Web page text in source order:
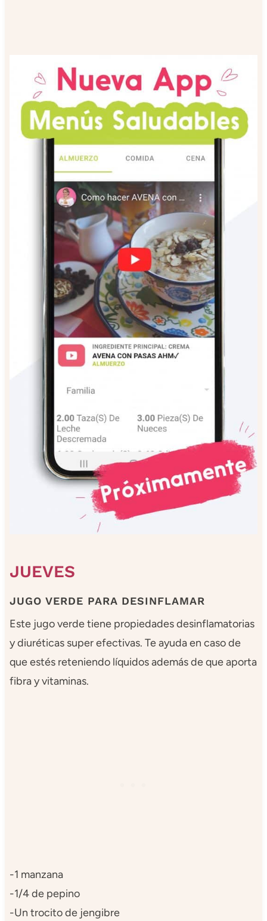
JUEVES
JUGO VERDE PARA DESINFLAMAR
Este jugo verde tiene propiedades desinflamatorias
y diuréticas super efectivas. Te ayuda en caso de
que estés reteniendo líquidos además de que aporta
fibra y vitaminas.
-1 manzana
-1/4 de pepino
-Un trocito de jengibre